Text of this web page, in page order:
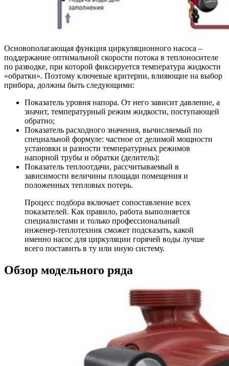
Основополагающая функция циркуляционного насоса –
поддержание оптимальной скорости потока в теплоносителе
по разводке, при которой фиксируется температура жидкости
«обратки». Поэтому ключевые критерии, влияющие на выбор
прибора, должны быть следующими:
Показатель уровня напора. От него зависит давление, а
значит, температурный режим жидкости, поступающей
обратно;
Показатель расходного значения, вычисляемый по
специальной формуле: частное от делимой мощности
установки и разности температурных режимов
напорной трубы и обратки (делитель);
Показатель теплоотдачи, рассчитываемый в
зависимости величины площади помещения и
положенных тепловых потерь.
Процесс подбора включает сопоставление всех
показателей. Как правило, работа выполняется
специалистами и только профессиональный
инженер-теплотехник сможет подсказать, какой
именно насос для циркуляции горячей воды лучше
всего поставить в ту или иную систему.
Обзор модельного ряда